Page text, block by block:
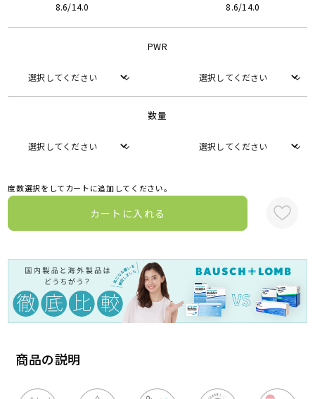
商品の説明
8.6/14.0 8.6/14.0
PWR
数量
度数選択をしてカートに追加してください。
カートに入れる